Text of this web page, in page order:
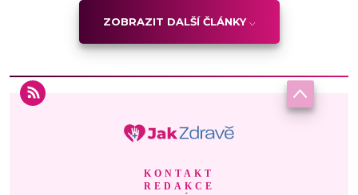
ZOBRAZIT DALŠÍ ČLÁNKY
KONTAKT
REDAKCE